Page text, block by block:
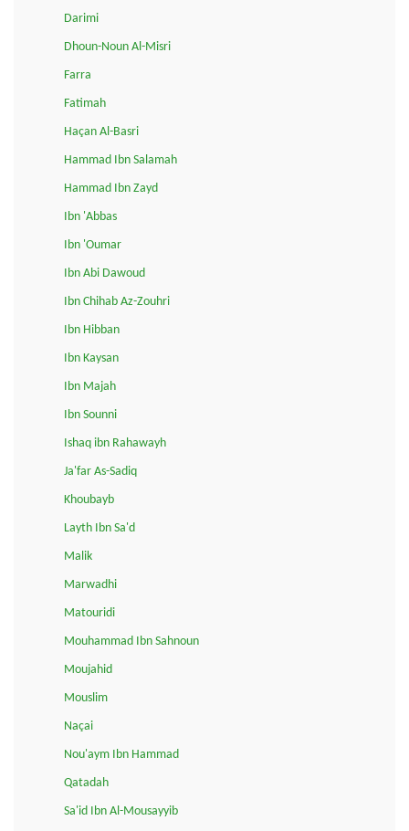
Darimi
Dhoun-Noun Al-Misri
Farra
Fatimah
Haçan Al-Basri
Hammad Ibn Salamah
Hammad Ibn Zayd
Ibn 'Abbas
Ibn 'Oumar
Ibn Abi Dawoud
Ibn Chihab Az-Zouhri
Ibn Hibban
Ibn Kaysan
Ibn Majah
Ibn Sounni
Ishaq ibn Rahawayh
Ja'far As-Sadiq
Khoubayb
Layth Ibn Sa'd
Malik
Marwadhi
Matouridi
Mouhammad Ibn Sahnoun
Moujahid
Mouslim
Naçai
Nou'aym Ibn Hammad
Qatadah
Sa'id Ibn Al-Mousayyib